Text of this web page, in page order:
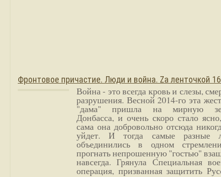
Фронтовое причастие. Люди и война. Zа ленточкой
Война - это всегда кровь и слезы,
разрушения. Весной 2014-го эта
"дама" пришла на мирную
Донбасса, и очень скоро стало
сама она добровольно отсюда
уйдет. И тогда самые разные
объединились в одном
прогнать непрошенную "гостью"
навсегда. Грянула Специальная
операция, призванная защитить